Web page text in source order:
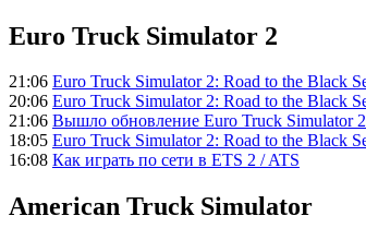
Euro Truck Simulator 2
21:06 Euro Truck Simulator 2: Road to the Black
20:06 Euro Truck Simulator 2: Road to the Black
21:06 Вышло обновление Euro Truck Simulator
18:05 Euro Truck Simulator 2: Road to the Black
16:08 Как играть по сети в ETS 2 / ATS
American Truck Simulator